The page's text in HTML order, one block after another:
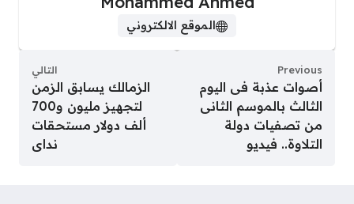
الموقع الالكتروني
Previous
أصوات عذبة فى اليوم
الثالث بالموسم الثانى
من تصفيات دولة
التلاوة.. فيديو
التالي
الزمالك يسابق الزمن
لتجهيز مليون و700
ألف دولار مستحقات
نداى